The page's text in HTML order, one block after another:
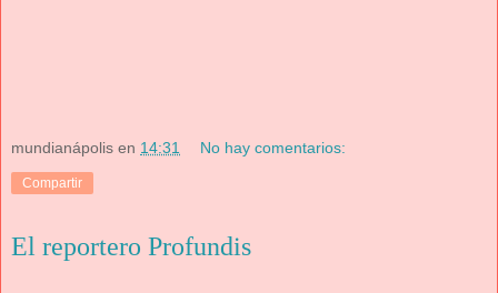
mundianápolis en 14:31 No hay comentarios:
Compartir
El reportero Profundis